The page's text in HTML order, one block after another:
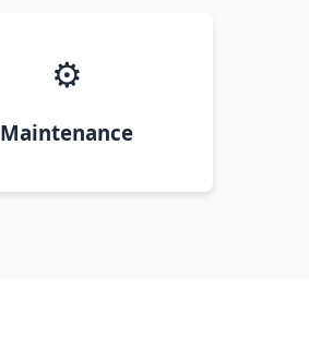
⚙️
Maintenance